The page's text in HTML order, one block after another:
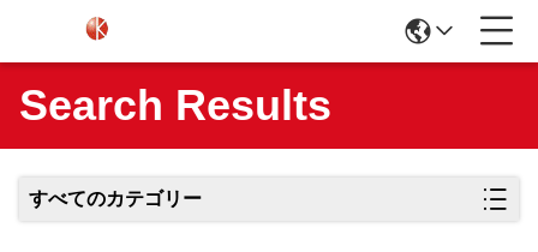
Search Results
すべてのカテゴリー